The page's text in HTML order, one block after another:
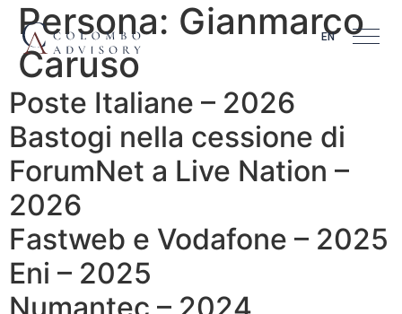
EN
Persona: Gianmarco
Caruso
Poste Italiane – 2026
Bastogi nella cessione di
ForumNet a Live Nation –
2026
Fastweb e Vodafone – 2025
Eni – 2025